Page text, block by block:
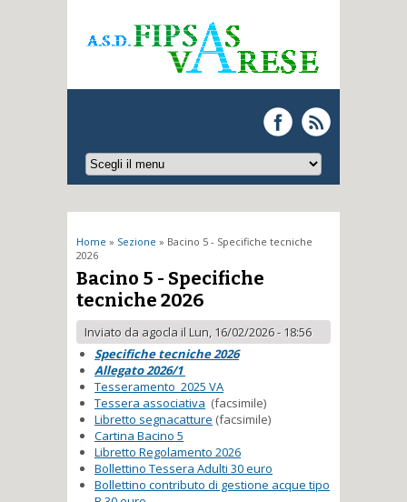
Tu sei qui
Home » Sezione » Bacino 5 - Specifiche tecniche
2026
Bacino 5 - Specifiche
tecniche 2026
Inviato da agoclail Lun, 16/02/2026 - 18:56
Specifiche tecniche 2026
Allegato 2026/1
Tesseramento 2025 VA
Tessera associativa (facsimile)
Libretto segnacatture (facsimile)
Cartina Bacino 5
Libretto Regolamento 2026
Bollettino Tessera Adulti 30 euro
Bollettino contributo di gestione acque tipo